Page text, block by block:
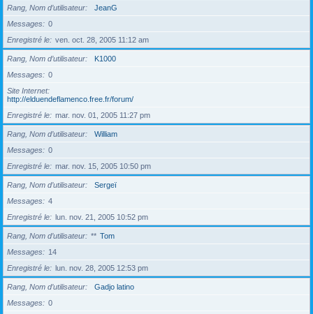
Rang, Nom d’utilisateur
JeanG
Messages
0
Enregistré le
ven. oct. 28, 2005 11:12 am
Rang, Nom d’utilisateur
K1000
Messages
0
Site Internet
http://elduendeflamenco.free.fr/forum/
Enregistré le
mar. nov. 01, 2005 11:27 pm
Rang, Nom d’utilisateur
William
Messages
0
Enregistré le
mar. nov. 15, 2005 10:50 pm
Rang, Nom d’utilisateur
Sergeï
Messages
4
Enregistré le
lun. nov. 21, 2005 10:52 pm
Rang, Nom d’utilisateur ** Tom
Messages
14
Enregistré le
lun. nov. 28, 2005 12:53 pm
Rang, Nom d’utilisateur
Gadjo latino
Messages
0